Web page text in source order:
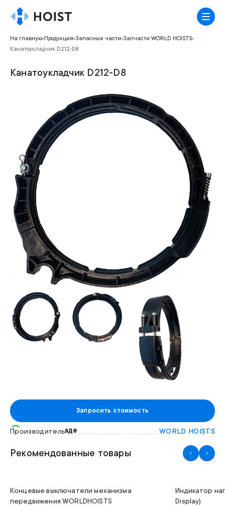
На главную Продукция Запасные части Запчасти WORLD HOISTS
Канатоукладчик D212-D8
Канатоукладчик D212-D8
Запросить стоимость
Есть на складе
Производитель WORLD HOISTS
Рекомендованные товары
Концевые выключатели механизма
передвижения WORLDHOISTS
Индикатор
Display)